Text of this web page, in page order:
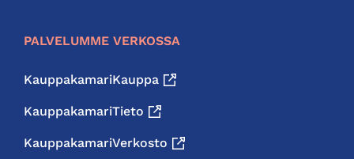
PALVELUMME VERKOSSA
KauppakamariKauppa
KauppakamariTieto
KauppakamariVerkosto